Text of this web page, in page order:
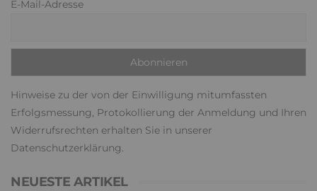
E-Mail-Adresse
Hinweise zu der von der Einwilligung mitumfassten
Erfolgsmessung, Protokollierung der Anmeldung und Ihren
Widerrufsrechten erhalten Sie in unserer
Datenschutzerklärung.
NEUESTE ARTIKEL